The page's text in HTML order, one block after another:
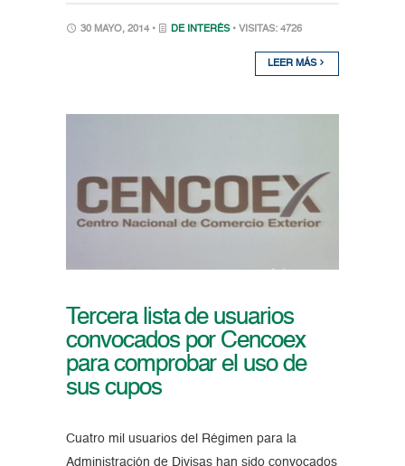
30 MAYO, 2014 • DE INTERÉS • VISITAS: 4726
LEER MÁS
Tercera lista de usuarios
convocados por Cencoex
para comprobar el uso de
sus cupos
Cuatro mil usuarios del Régimen para la
Administración de Divisas han sido convocados